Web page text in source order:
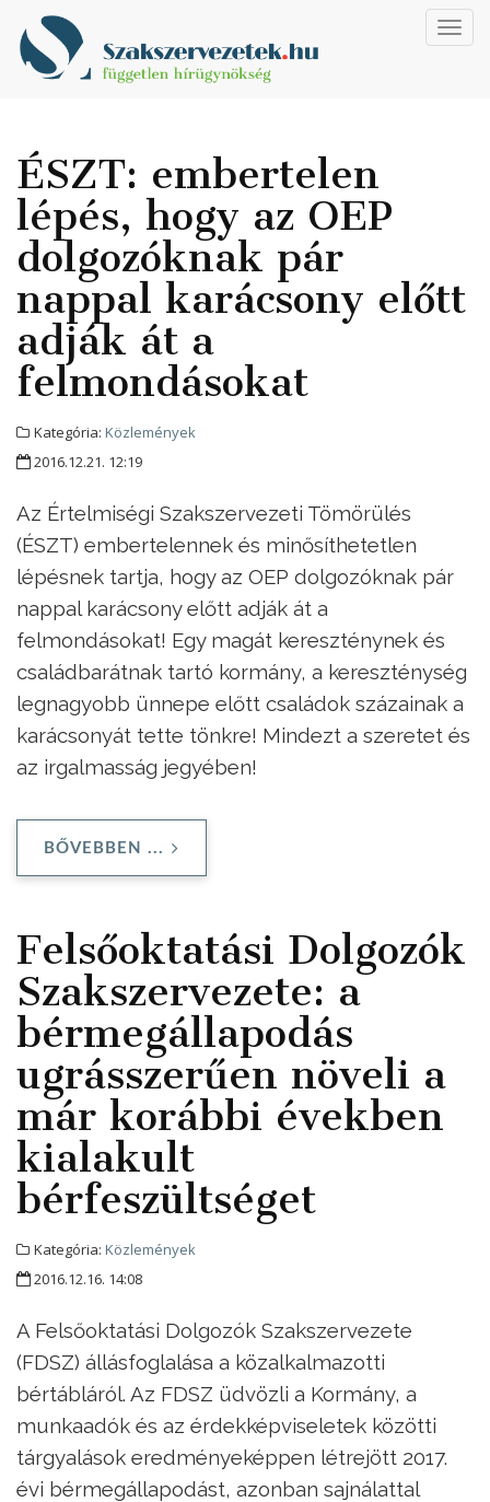
ÉSZT: embertelen
lépés, hogy az OEP
dolgozóknak pár
nappal karácsony előtt
adják át a
felmondásokat
Kategória: Közlemények
2016.12.21. 12:19
Az Értelmiségi Szakszervezeti Tömörülés
(ÉSZT) embertelennek és minősíthetetlen
lépésnek tartja, hogy az OEP dolgozóknak pár
nappal karácsony előtt adják át a
felmondásokat! Egy magát kereszténynek és
családbarátnak tartó kormány, a kereszténység
legnagyobb ünnepe előtt családok százainak a
karácsonyát tette tönkre! Mindezt a szeretet és
az irgalmasság jegyében!
BŐVEBBEN ...
Felsőoktatási Dolgozók
Szakszervezete: a
bérmegállapodás
ugrásszerűen növeli a
már korábbi években
kialakult
bérfeszültséget
Kategória: Közlemények
2016.12.16. 14:08
A Felsőoktatási Dolgozók Szakszervezete
(FDSZ) állásfoglalása a közalkalmazotti
bértábláról. Az FDSZ üdvözli a Kormány, a
munkaadók és az érdekképviseletek közötti
tárgyalások eredményeképpen létrejött 2017.
évi bérmegállapodást, azonban sajnálattal